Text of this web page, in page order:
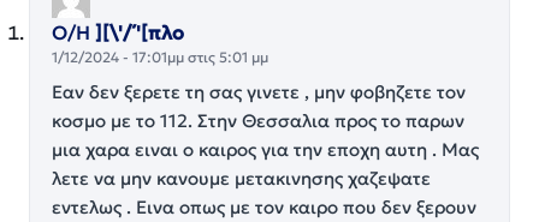
Ο/Η ][\'/΄'[πλο
1/12/2024 - 17:01μμ στις 5:01 μμ
Εαν δεν ξερετε τη σας γινετε , μην φοβηζετε τον
κοσμο με το 112. Στην Θεσσαλια προς το παρων
μια χαρα ειναι ο καιρος για την εποχη αυτη . Μας
λετε να μην κανουμε μετακινησης χαζεψατε
εντελως . Εινα οπως με τον καιρο που δεν ξερουν